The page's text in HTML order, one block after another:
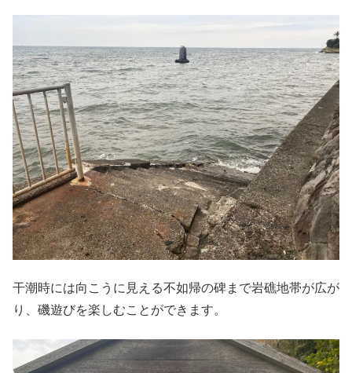
干潮時には向こうに見える不如帰の碑まで岩礁地帯が広が
り、磯遊びを楽しむことができます。